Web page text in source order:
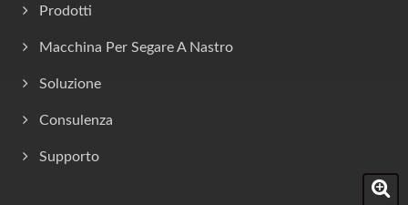
Prodotti
Macchina Per Segare A Nastro
Soluzione
Consulenza
Supporto